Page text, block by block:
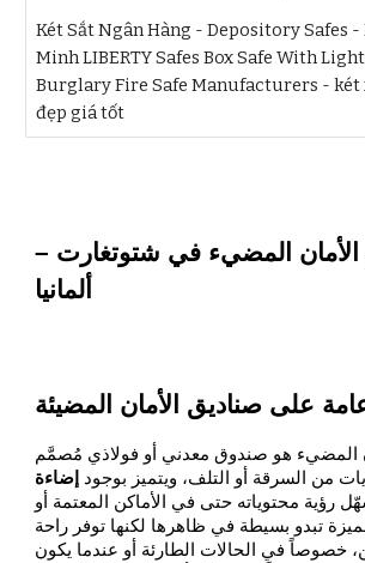
Két Sắt Ngân Hàng - Depository Safes -
Minh LIBERTY Safes Box Safe With
Burglary Fire Safe Manufacturers - két
đẹp giá tốt
المضيء في شتوتغارت –
ألمانيا
على صناديق الأمان المضيئة
المضيء هو صندوق معدني أو فولاذي مُصمَّم
من السرقة أو التلف، ويتميز بوجود إضاءة
رؤية محتوياته حتى في الأماكن المعتمة أو
تبدو بسيطة في ظاهرها لكنها توفر راحة
خصوصاً في الحالات الطارئة أو عندما يكون